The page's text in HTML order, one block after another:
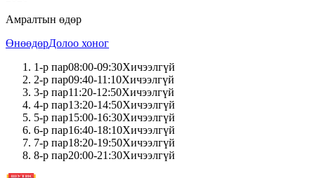
Амралтын өдөр
ӨнөөдөрДолоо хоног
1-р пар08:00-09:30Хичээлгүй
2-р пар09:40-11:10Хичээлгүй
3-р пар11:20-12:50Хичээлгүй
4-р пар13:20-14:50Хичээлгүй
5-р пар15:00-16:30Хичээлгүй
6-р пар16:40-18:10Хичээлгүй
7-р пар18:20-19:50Хичээлгүй
8-р пар20:00-21:30Хичээлгүй